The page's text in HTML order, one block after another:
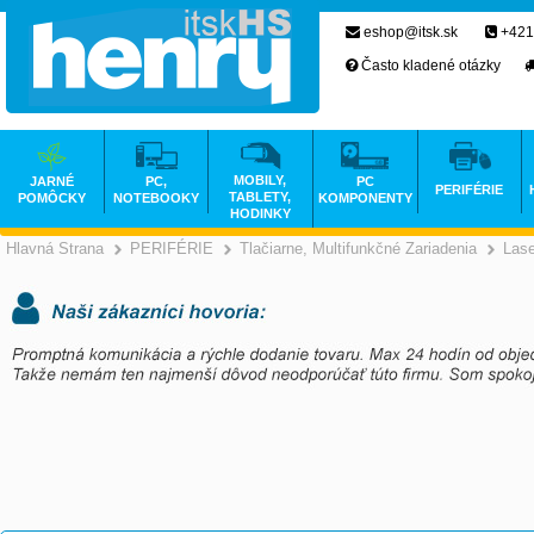
Hlavná Strana >
PERIFÉRIE >
Tlačiarne, Multifunkčné Zariadenia
eshop@itsk.sk
Často kladené otázky
JARNÉ
POMÔCKY
PC,
NOTEBOOKY
MOBILY,
TABLETY,
HODINKY
PC
KOMPONENTY
PERIFÉRIE